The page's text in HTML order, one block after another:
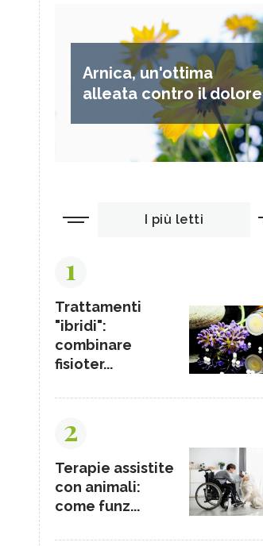
Arnica, un'ottima
alleata contro il dolore
I più letti
1
Trattamenti
"ibridi":
combinare
fisioter...
2
Terapie assistite
con animali:
come funz...